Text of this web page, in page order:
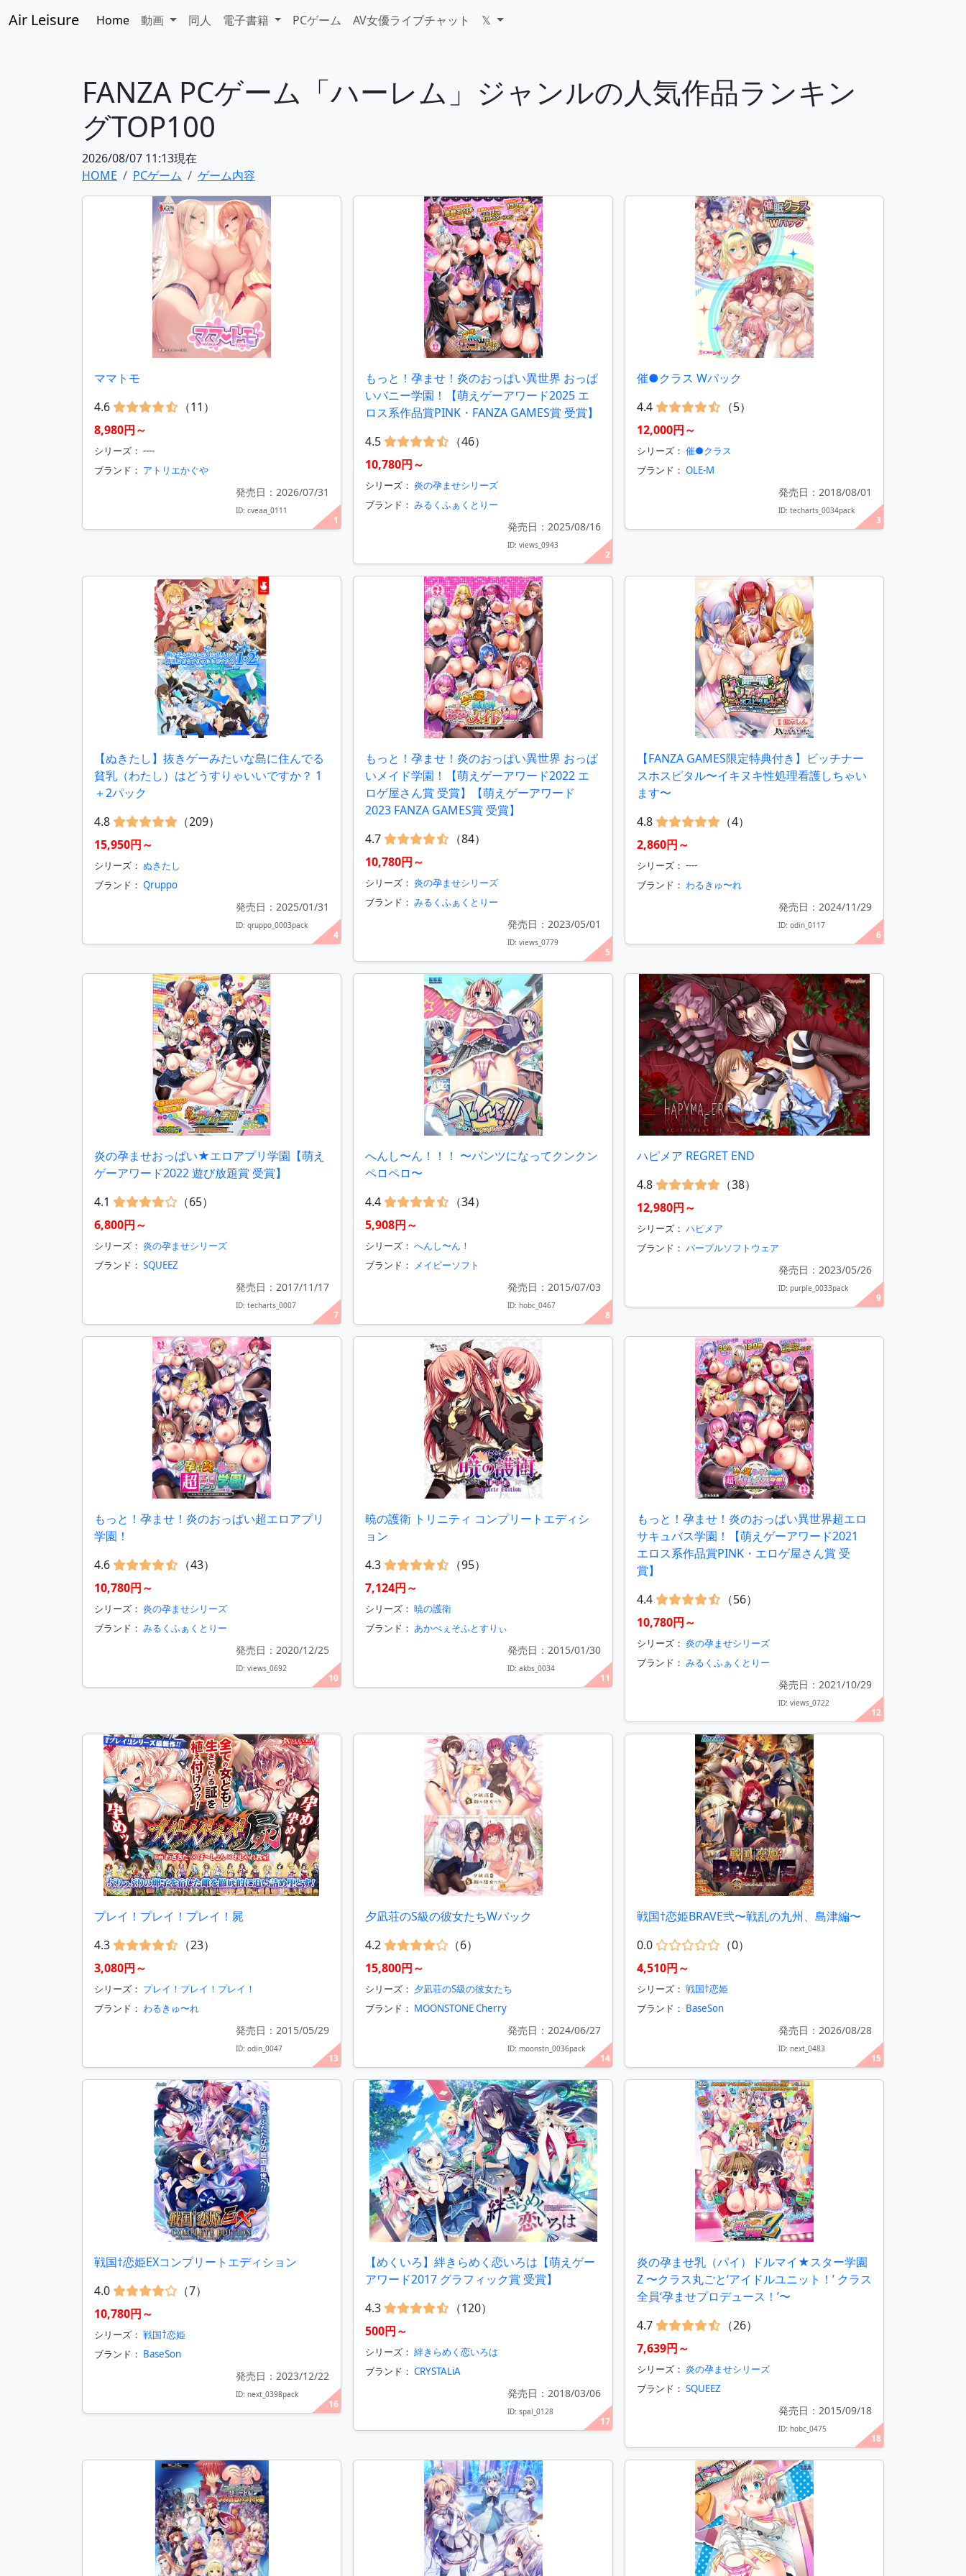
Air Leisure Home 動画 同人 電子書籍 PCゲーム AV女優ライブチャット 𝕏
FANZA PCゲーム「ハーレム」ジャンルの人気作品ランキン
グTOP100
2026/08/07 11:13現在
HOME
PCゲーム ゲーム内容
1
ママトモ
4.6
（11）
8,980円～
シリーズ： ----
ブランド： アトリエかぐや
発売日：2026/07/31
ID: cveaa_0111
2
もっと！孕ませ！炎のおっぱい異世界 おっぱ
いバニー学園！【萌えゲーアワード2025 エ
ロス系作品賞PINK・FANZA GAMES賞 受賞】
4.5
（46）
10,780円～
シリーズ：炎の孕ませシリーズ
ブランド：みるくふぁくとりー
発売日：2025/08/16
ID: views_0943
3
催●クラス Wパック
4.4
（5）
12,000円～
シリーズ： 催●クラス
ブランド： OLE-M
発売日：2018/08/01
ID: techarts_0034pack
4
【ぬきたし】抜きゲーみたいな島に住んでる
貧乳（わたし）はどうすりゃいいですか？ 1
＋2パック
4.8
（209）
15,950円～
シリーズ： ぬきたし
ブランド： Qruppo
発売日：2025/01/31
ID: qruppo_0003pack
5
もっと！孕ませ！炎のおっぱい異世界 おっぱ
いメイド学園！【萌えゲーアワード2022 エ
ロゲ屋さん賞 受賞】【萌えゲーアワード
2023 FANZA GAMES賞 受賞】
4.7
（84）
10,780円～
シリーズ：炎の孕ませシリーズ
ブランド：みるくふぁくとりー
発売日：2023/05/01
ID: views_0779
6
【FANZA GAMES限定特典付き】ビッチナー
スホスピタル〜イキヌキ性処理看護しちゃい
ます〜
4.8
（4）
2,860円～
シリーズ： ----
ブランド： わるきゅ〜れ
発売日：2024/11/29
ID: odin_0117
7
炎の孕ませおっぱい★エロアプリ学園【萌え
ゲーアワード2022 遊び放題賞 受賞】
4.1
（65）
6,800円～
シリーズ： 炎の孕ませシリーズ
ブランド： SQUEEZ
発売日：2017/11/17
ID: techarts_0007
8
へんし〜ん！！！ 〜パンツになってクンクン
ペロペロ〜
4.4
（34）
5,908円～
シリーズ：へんし〜ん！
ブランド： メイビーソフト
発売日：2015/07/03
ID: hobc_0467
9
ハピメア REGRET END
4.8
（38）
12,980円～
シリーズ： ハピメア
ブランド： パープルソフトウェア
発売日：2023/05/26
ID: purple_0033pack
10
もっと！孕ませ！炎のおっぱい超エロアプリ
学園！
4.6
（43）
10,780円～
シリーズ： 炎の孕ませシリーズ
ブランド： みるくふぁくとりー
発売日：2020/12/25
ID: views_0692
11
暁の護衛 トリニティ コンプリートエディシ
ョン
4.3
（95）
7,124円～
シリーズ：暁の護衛
ブランド：あかべぇそふとすりぃ
発売日：2015/01/30
ID: akbs_0034
12
もっと！孕ませ！炎のおっぱい異世界超エロ
サキュバス学園！【萌えゲーアワード2021
エロス系作品賞PINK・エロゲ屋さん賞 受
賞】
4.4
（56）
10,780円～
シリーズ： 炎の孕ませシリーズ
ブランド： みるくふぁくとりー
発売日：2021/10/29
ID: views_0722
13
プレイ！プレイ！プレイ！屍
4.3
（23）
3,080円～
シリーズ： プレイ！プレイ！プレイ！
ブランド： わるきゅ〜れ
発売日：2015/05/29
ID: odin_0047
14
夕凪荘のS級の彼女たちWパック
4.2
（6）
15,800円～
シリーズ： 夕凪荘のS級の彼女たち
ブランド： MOONSTONE Cherry
発売日：2024/06/27
ID: moonstn_0036pack
15
戦国†恋姫BRAVE弐〜戦乱の九州、島津編〜
0.0
（0）
4,510円～
シリーズ： 戦国†恋姫
ブランド： BaseSon
発売日：2026/08/28
ID: next_0483
16
戦国†恋姫EXコンプリートエディション
4.0
（7）
10,780円～
シリーズ： 戦国†恋姫
ブランド： BaseSon
発売日：2023/12/22
ID: next_0398pack
17
【めくいろ】絆きらめく恋いろは【萌えゲー
アワード2017 グラフィック賞 受賞】
4.3
（120）
500円～
シリーズ：絆きらめく恋いろは
ブランド：CRYSTALiA
発売日：2018/03/06
ID: spal_0128
18
炎の孕ませ乳（パイ）ドルマイ★スター学園
Z 〜クラス丸ごと‘アイドルユニット！’ クラス
全員‘孕ませプロデュース！’〜
4.7
（26）
7,639円～
シリーズ： 炎の孕ませシリーズ
ブランド： SQUEEZ
発売日：2015/09/18
ID: hobc_0475